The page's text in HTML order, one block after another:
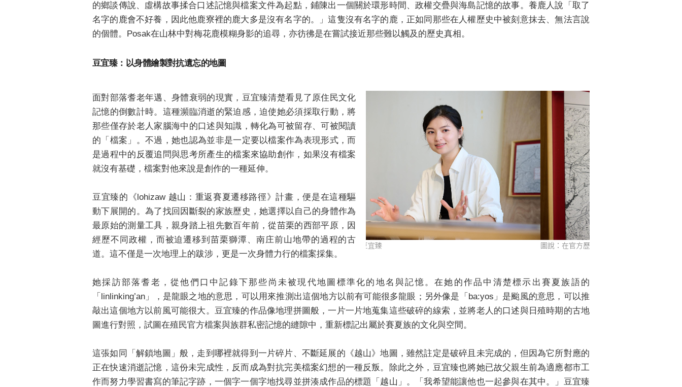
的鄉談傳說、虛構故事揉合口述記憶與檔案文件為起點，鋪陳出一個關於環形時間、政權交疊與海島記憶的故事。養鹿人說「取了
名字的鹿會不好養，因此他鹿寮裡的鹿大多是沒有名字的。」這隻沒有名字的鹿，正如同那些在人權歷史中被刻意抹去、無法言說
的個體。Posak在山林中對梅花鹿模糊身影的追尋，亦彷彿是在嘗試接近那些難以觸及的歷史真相。
豆宜臻：以身體繪製對抗遺忘的地圖
記憶之間尋找座標，透過身體力行，期望 圖說：藝術家 豆宜臻
圖說：在官方歷史文件與族群記憶之間尋找座標，透過身體力行，期望
面對部落耆老年邁、身體衰弱的現實，豆宜臻清楚看見了原住民文化
記憶的倒數計時。這種瀕臨消逝的緊迫感，迫使她必須採取行動，將
那些僅存於老人家腦海中的口述與知識，轉化為可被留存、可被閱讀
的「檔案」。不過，她也認為並非是一定要以檔案作為表現形式，而
是過程中的反覆追問與思考所產生的檔案來協助創作，如果沒有檔案
就沒有基礎，檔案對他來說是創作的一種延伸。
豆宜臻的《lohizaw 越山：重返賽夏遷移路徑》計畫，便是在這種驅
動下展開的。為了找回因斷裂的家族歷史，她選擇以自己的身體作為
最原始的測量工具，親身踏上祖先數百年前，從苗栗的西部平原，因
經歷不同政權，而被迫遷移到苗栗獅潭、南庄前山地帶的過程的古
道。這不僅是一次地理上的跋涉，更是一次身體力行的檔案採集。
她採訪部落耆老，從他們口中記錄下那些尚未被現代地圖標準化的地名與記憶。在她的作品中清楚標示出賽夏族語的
「linlinking’an」，是龍眼之地的意思，可以用來推測出這個地方以前有可能很多龍眼；另外像是「ba:yos」是颱風的意思，可以推
敲出這個地方以前風可能很大。豆宜臻的作品像地理拼圖般，一片一片地蒐集這些破碎的線索，並將老人的口述與日殖時期的古地
圖進行對照，試圖在殖民官方檔案與族群私密記憶的縫隙中，重新標記出屬於賽夏族的文化與空間。
這張如同「解鎖地圖」般，走到哪裡就得到一片碎片、不斷延展的《越山》地圖，雖然註定是破碎且未完成的，但因為它所對應的
正在快速消逝記憶，這份未完成性，反而成為對抗完美檔案幻想的一種反叛。除此之外，豆宜臻也將她已故父親生前為適應都市工
作而努力學習書寫的筆記字跡，一個字一個字地找尋並拼湊成作品的標題「越山」。「我希望能讓他也一起參與在其中。」豆宜臻